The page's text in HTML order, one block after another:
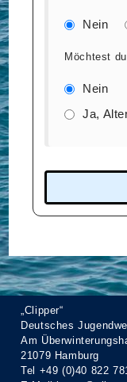
Nein
Möchtest
Nein
Ja,
„Clipper“
Deutsches
Am
21079 Hamburg
Tel +49 (0)40 822